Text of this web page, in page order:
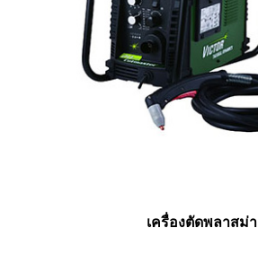
เครื่องตัดพลาสม่า